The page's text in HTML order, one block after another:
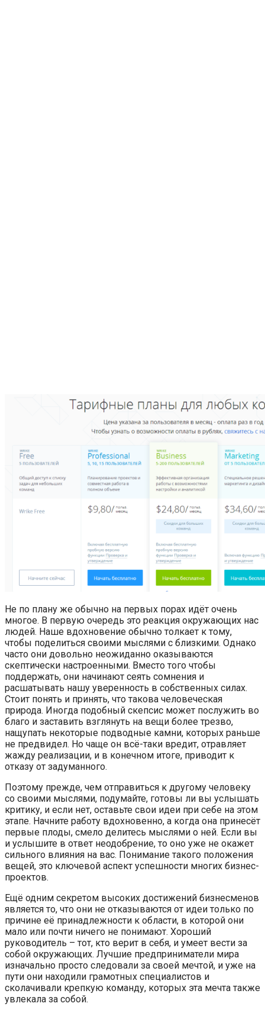
Не по плану же обычно на первых порах идёт очень
многое. В первую очередь это реакция окружающих нас
людей. Наше вдохновение обычно толкает к тому,
чтобы поделиться своими мыслями с близкими. Однако
часто они довольно неожиданно оказываются
скептически настроенными. Вместо того чтобы
поддержать, они начинают сеять сомнения и
расшатывать нашу уверенность в собственных силах.
Стоит понять и принять, что такова человеческая
природа. Иногда подобный скепсис может послужить во
благо и заставить взглянуть на вещи более трезво,
нащупать некоторые подводные камни, которых раньше
не предвидел. Но чаще он всё-таки вредит, отравляет
жажду реализации, и в конечном итоге, приводит к
отказу от задуманного.
Поэтому прежде, чем отправиться к другому человеку
со своими мыслями, подумайте, готовы ли вы услышать
критику, и если нет, оставьте свои идеи при себе на этом
этапе. Начните работу вдохновенно, а когда она принесёт
первые плоды, смело делитесь мыслями о ней. Если вы
и услышите в ответ неодобрение, то оно уже не окажет
сильного влияния на вас. Понимание такого положения
вещей, это ключевой аспект успешности многих бизнес-
проектов.
Ещё одним секретом высоких достижений бизнесменов
является то, что они не отказываются от идеи только по
причине её принадлежности к области, в которой они
мало или почти ничего не понимают. Хороший
руководитель – тот, кто верит в себя, и умеет вести за
собой окружающих. Лучшие предприниматели мира
изначально просто следовали за своей мечтой, и уже на
пути они находили грамотных специалистов и
сколачивали крепкую команду, которых эта мечта также
увлекала за собой.